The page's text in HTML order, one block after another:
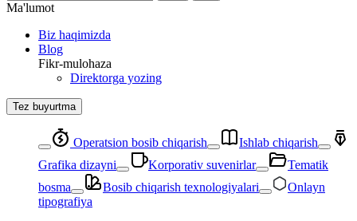
Ma'lumot
Biz haqimizda
Blog
Fikr-mulohaza
Direktorga yozing
Tez buyurtma
Operatsion bosib chiqarish
Ishlab chiqarish
Grafika dizayni
Korporativ suvenirlar
Tematik
bosma
Bosib chiqarish texnologiyalari
Onlayn
tipografiya